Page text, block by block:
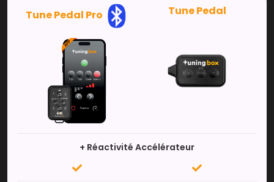
Tune Pedal Pro Tune Pedal
+ Réactivité Accélérateur